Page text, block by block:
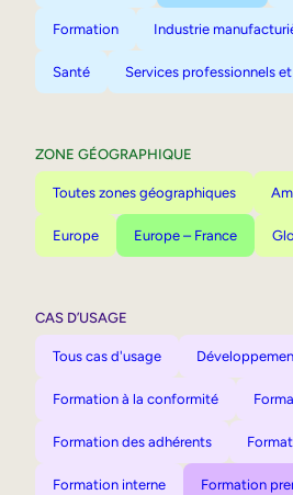
Formation Industrie
Santé Services professionnels
ZONE GÉOGRAPHIQUE
Toutes zones géographiques
Europe Europe – France
CAS D’USAGE
Tous cas d'usage
Formation à la conformité
Formation des adhérents
Formation interne Formation